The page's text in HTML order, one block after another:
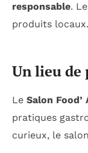
responsable.
produits
Un lieu de
Le Salon Food’
pratiques
curieux, le salon